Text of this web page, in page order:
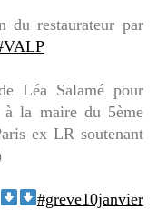
du restaurateur par
Léa Salamé pour
la maire du 5ème
ex LR soutenant
#greve10janvier